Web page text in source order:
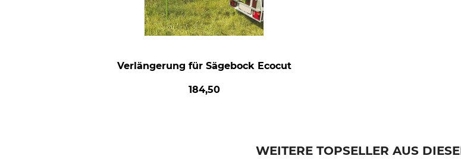
Verlängerung für Sägebock Ecocut
184,50
WEITERE TOPSELLER AUS